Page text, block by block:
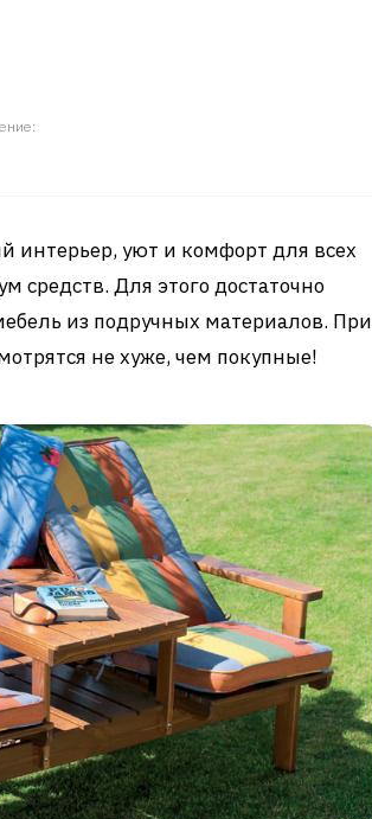
интерьер, уют и комфорт для всех
Для этого достаточно
из подручных материалов. При
не хуже, чем покупные!